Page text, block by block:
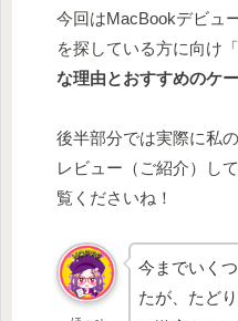
今回はMacBookデビュ
を探している方に向け「
な理由とおすすめのケ
後半部分では実際に私
レビュー（ご紹介）し
覧くださいね！
今までいく
たが、たど